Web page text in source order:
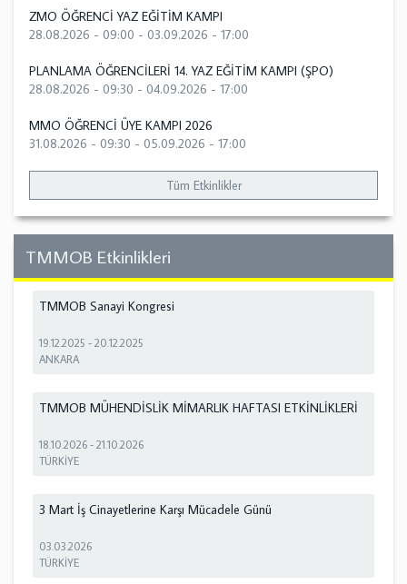
ZMO ÖĞRENCİ YAZ EĞİTİM KAMPI
28.08.2026 - 09:00 - 03.09.2026 - 17:00
PLANLAMA ÖĞRENCİLERİ 14. YAZ EĞİTİM KAMPI (ŞPO)
28.08.2026 - 09:30 - 04.09.2026 - 17:00
MMO ÖĞRENCİ ÜYE KAMPI 2026
31.08.2026 - 09:30 - 05.09.2026 - 17:00
Tüm Etkinlikler
TMMOB Etkinlikleri
TMMOB Sanayi Kongresi
19.12.2025 -20.12.2025
ANKARA
TMMOB MÜHENDİSLİK MİMARLIK HAFTASI ETKİNLİKLERİ
18.10.2026 -21.10.2026
TÜRKİYE
3 Mart İş Cinayetlerine Karşı Mücadele Günü
03.03.2026
TÜRKİYE